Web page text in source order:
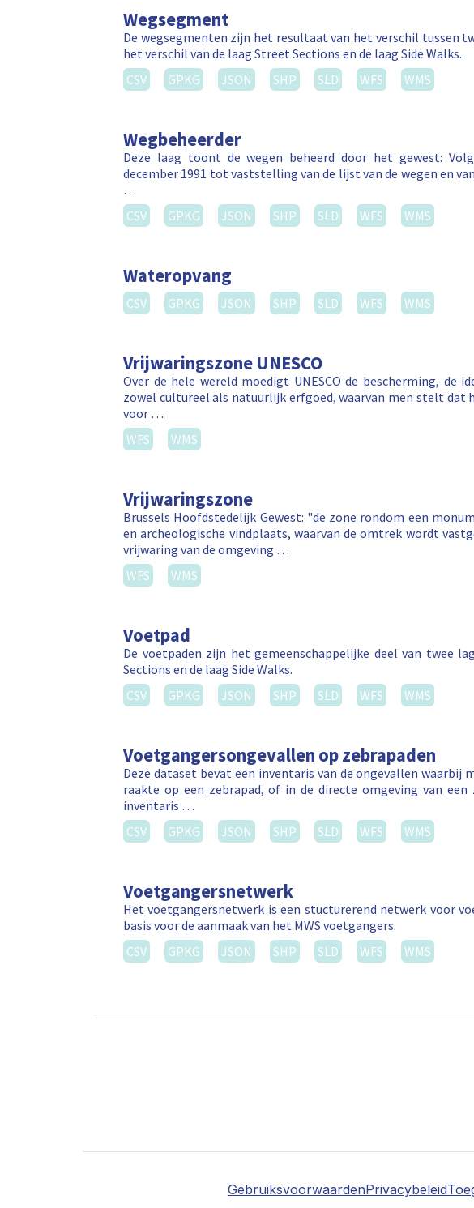
Wegsegment
De wegsegmenten zijn het resultaat van het verschil tussen
het verschil van de laag Street Sections en de laag Side Walks.
CSV
GPKG JSON SHP SLD WFS WMS
Wegbeheerder
Deze laag toont de wegen beheerd door het gewest:
december 1991 tot vaststelling van de lijst van de wegen en
…
CSV
GPKG JSON SHP SLD WFS WMS
Wateropvang
CSV GPKG JSON SHP SLD WFS WMS
Vrijwaringszone UNESCO
Over de hele wereld moedigt UNESCO de bescherming, de
zowel cultureel als natuurlijk erfgoed, waarvan men stelt dat
voor …
WFS
WMS
Vrijwaringszone
Brussels Hoofdstedelijk Gewest: "de zone rondom een
en archeologische vindplaats, waarvan de omtrek wordt
vrijwaring van de omgeving …
WFS
WMS
Voetpad
De voetpaden zijn het gemeenschappelijke deel van twee
Sections en de laag Side Walks.
CSV
GPKG JSON SHP SLD WFS WMS
Voetgangersongevallen op zebrapaden
Deze dataset bevat een inventaris van de ongevallen waarbij
raakte op een zebrapad, of in de directe omgeving van een
inventaris …
CSV
GPKG JSON SHP SLD WFS WMS
Voetgangersnetwerk
Het voetgangersnetwerk is een stucturerend netwerk voor
basis voor de aanmaak van het MWS voetgangers.
CSV
GPKG JSON SHP SLD WFS WMS
GebruiksvoorwaardenPrivacybeleid